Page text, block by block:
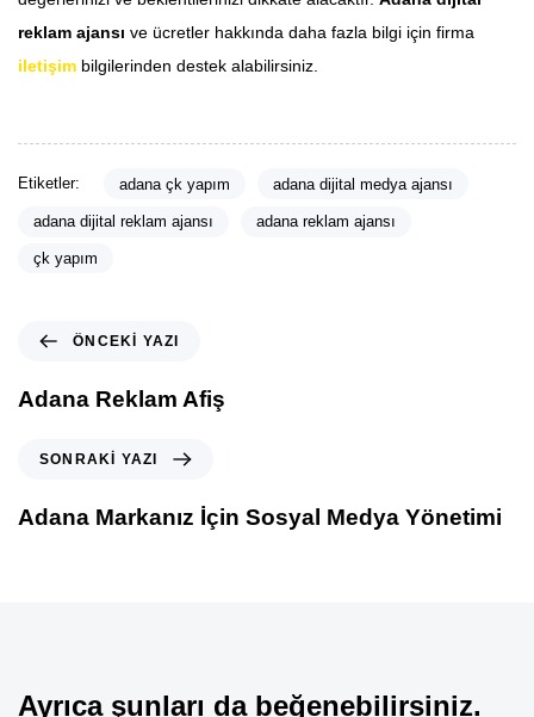
reklam ajansı ve ücretler hakkında daha fazla bilgi için firma
iletişim bilgilerinden destek alabilirsiniz.
Etiketler: adana çk yapım adana dijital medya ajansı
adana dijital reklam ajansı adana reklam ajansı
çk yapım
ÖNCEKI YAZI
Adana Reklam Afiş
SONRAKI YAZI
Adana Markanız İçin Sosyal Medya Yönetimi
Ayrıca şunları da beğenebilirsiniz.